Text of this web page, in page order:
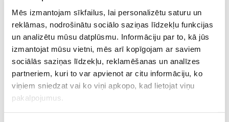
Mēs izmantojam sīkfailus, lai personalizētu saturu un
reklāmas, nodrošinātu sociālo saziņas līdzekļu funkcijas
un analizētu mūsu datplūsmu. Informāciju par to, kā jūs
izmantojat mūsu vietni, mēs arī kopīgojam ar saviem
sociālās saziņas līdzekļu, reklamēšanas un analīzes
partneriem, kuri to var apvienot ar citu informāciju, ko
viņiem sniedzat vai ko viņi apkopo, kad lietojat viņu
pakalpojumus.
“Laimīgie” tituldziesmu
“Nekad nav garlaicīgi
kam?”!
Skola
26. May 18:12